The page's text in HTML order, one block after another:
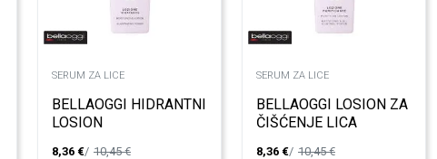
SERUM ZA LICE
BELLAOGGI HIDRANTNI
LOSION
8,36 € 10,45€
SERUM ZA LICE
BELLAOGGI LOSION ZA
ČIŠĆENJE LICA
8,36 € 10,45€